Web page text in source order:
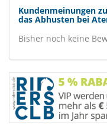
Kundenmeinungen
das Abhusten bei
Bisher noch keine